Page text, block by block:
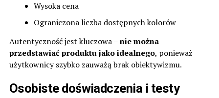
Wysoka cena
Ograniczona liczba dostępnych kolorów
Autentyczność jest kluczowa –nie można
przedstawiać produktu jako idealnego, ponieważ
użytkownicy szybko zauważą brak obiektywizmu.
Osobiste doświadczenia i testy